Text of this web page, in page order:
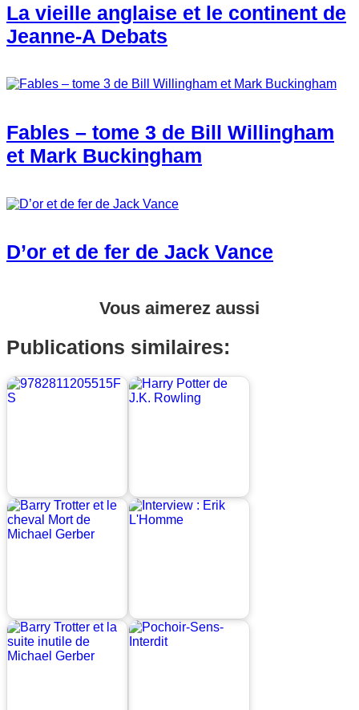
La vieille anglaise et le continent de
Jeanne-A Debats
Fables – tome 3 de Bill Willingham
et Mark Buckingham
D’or et de fer de Jack Vance
Vous aimerez aussi
Publications similaires: